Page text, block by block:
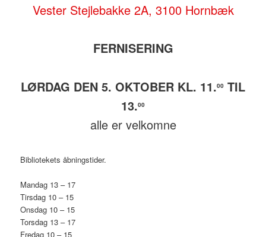
Vester Stejlebakke 2A, 3100 Hornbæk
FERNISERING
LØRDAG DEN 5. OKTOBER KL. 11.00 TIL
13.00
alle er velkomne
Bibliotekets åbningstider.
Mandag 13 – 17
Tirsdag 10 – 15
Onsdag 10 – 15
Torsdag 13 – 17
Fredag 10 – 15